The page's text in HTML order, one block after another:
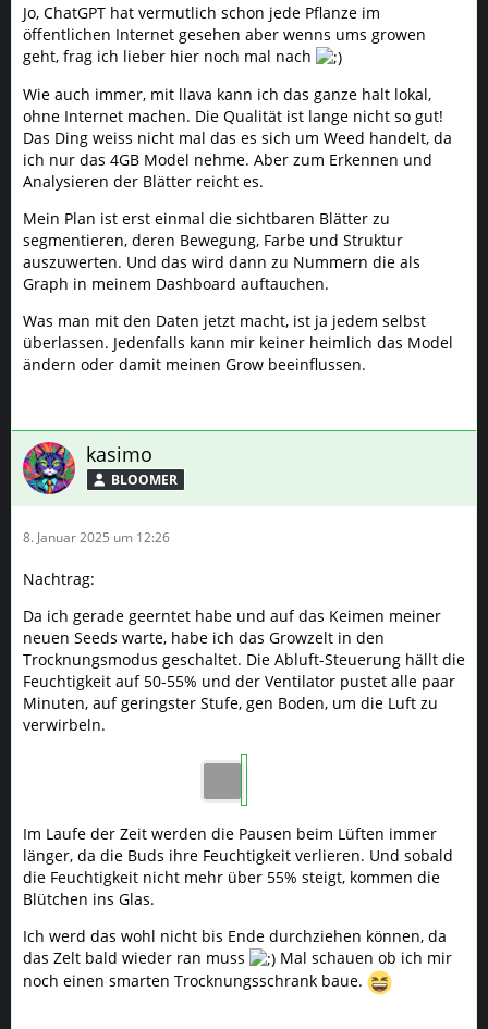
Jo, ChatGPT hat vermutlich schon jede Pflanze im
öffentlichen Internet gesehen aber wenns ums growen
geht, frag ich lieber hier noch mal nach
Wie auch immer, mit llava kann ich das ganze halt lokal,
ohne Internet machen. Die Qualität ist lange nicht so gut!
Das Ding weiss nicht mal das es sich um Weed handelt, da
ich nur das 4GB Model nehme. Aber zum Erkennen und
Analysieren der Blätter reicht es.
Mein Plan ist erst einmal die sichtbaren Blätter zu
segmentieren, deren Bewegung, Farbe und Struktur
auszuwerten. Und das wird dann zu Nummern die als
Graph in meinem Dashboard auftauchen.
Was man mit den Daten jetzt macht, ist ja jedem selbst
überlassen. Jedenfalls kann mir keiner heimlich das Model
ändern oder damit meinen Grow beeinflussen.
kasimo
BLOOMER
8. Januar 2025 um 12:26
Nachtrag:
Da ich gerade geerntet habe und auf das Keimen meiner
neuen Seeds warte, habe ich das Growzelt in den
Trocknungsmodus geschaltet. Die Abluft-Steuerung hällt die
Feuchtigkeit auf 50-55% und der Ventilator pustet alle paar
Minuten, auf geringster Stufe, gen Boden, um die Luft zu
verwirbeln.
Im Laufe der Zeit werden die Pausen beim Lüften immer
länger, da die Buds ihre Feuchtigkeit verlieren. Und sobald
die Feuchtigkeit nicht mehr über 55% steigt, kommen die
Blütchen ins Glas.
Ich werd das wohl nicht bis Ende durchziehen können, da
das Zelt bald wieder ran muss
Mal schauen ob ich mir
noch einen smarten Trocknungsschrank baue.